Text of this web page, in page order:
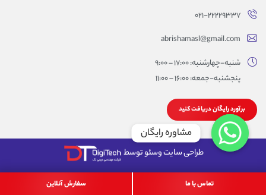
۰۲۱-۲۲۲۲۹۳۳۷
abrishamasl@gmail.com
شنبه-چهارشنبه: 17:00 – 9:00
پنجشنبه-جمعه: 16:00 – 11:00
برآورد رایگان دریافت کنید
طراحی سایت وسئو توسط
تماس با ما سفارش آنلاین
مشاوره رایگان